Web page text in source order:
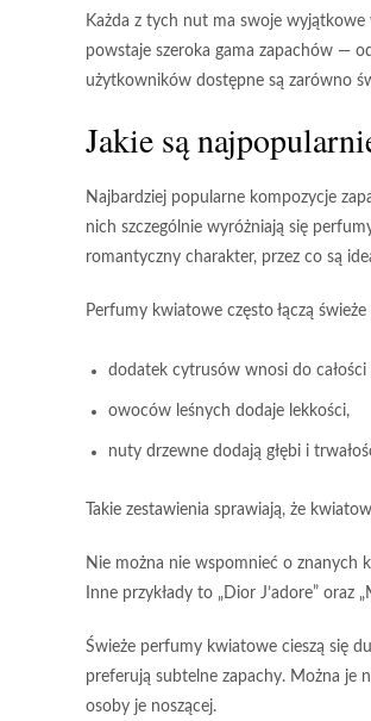
Każda z tych nut ma swoje wyjątkowe
powstaje szeroka gama zapachów —
użytkowników dostępne są zarówno
Jakie są
Najbardziej popularne kompozycje
nich szczególnie wyróżniają się
romantyczny charakter, przez co są
Perfumy kwiatowe często łączą
dodatek cytrusów wnosi do całości
owoców leśnych dodaje lekkości,
nuty drzewne dodają głębi i
Takie zestawienia sprawiają, że
Nie można nie wspomnieć o znanych
Inne przykłady to „Dior J’adore” oraz
Świeże perfumy kwiatowe cieszą się
preferują subtelne zapachy. Można je
osoby je noszącej.